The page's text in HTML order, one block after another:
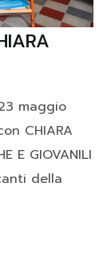
maggio
CHIARA
E GIOVANILI
della